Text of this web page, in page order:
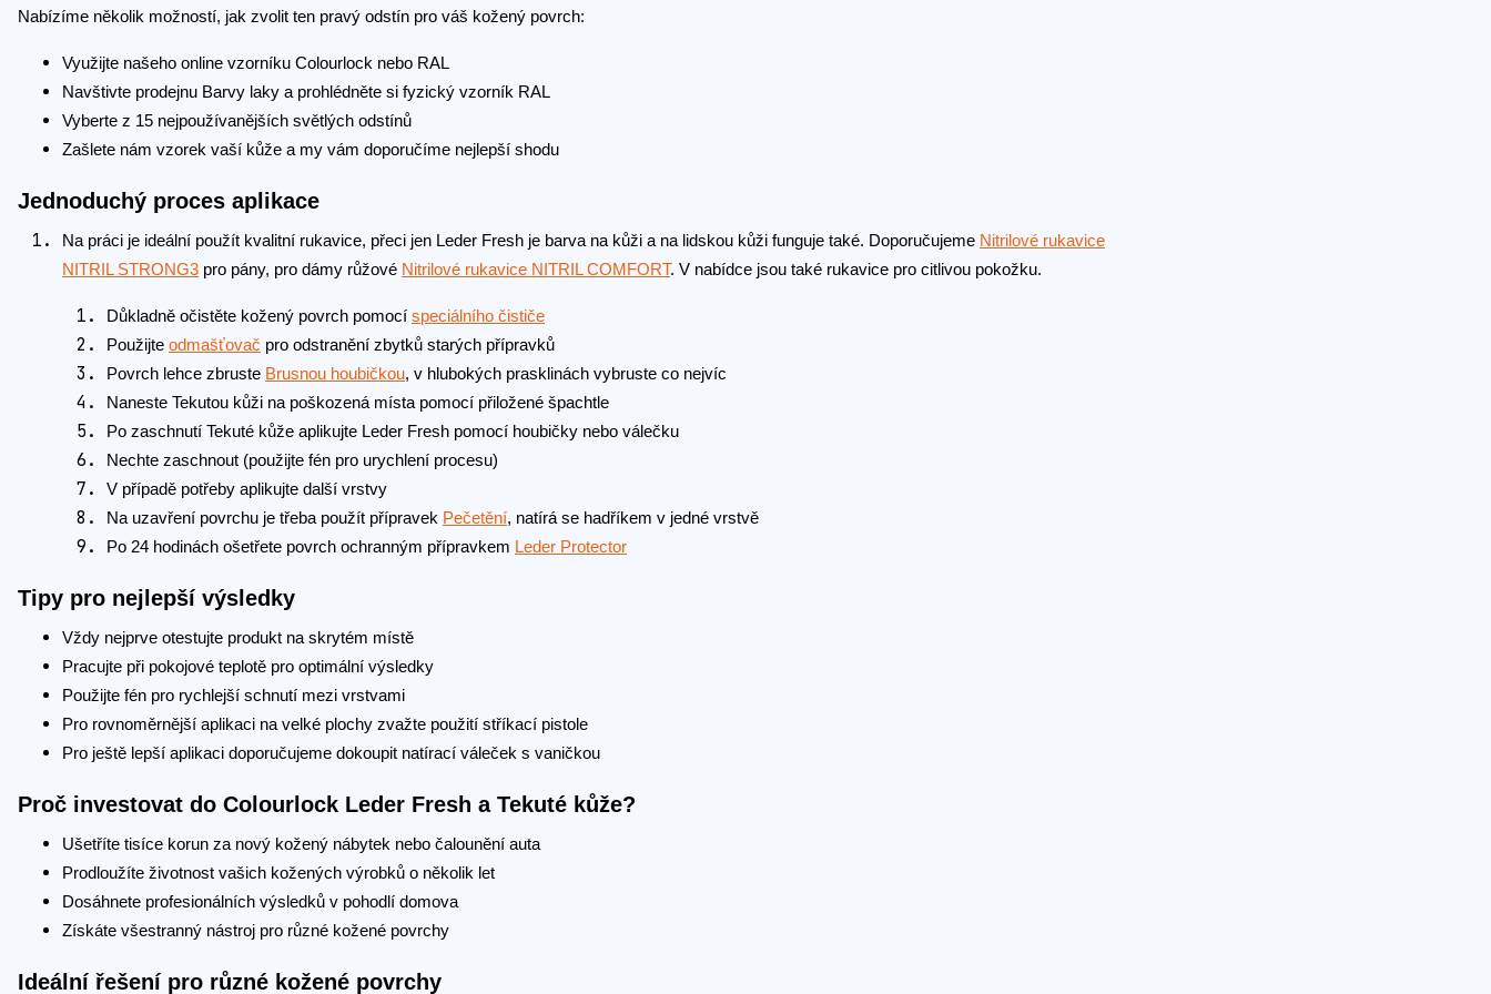
Nabízíme několik možností, jak zvolit ten pravý odstín pro váš kožený povrch:
Využijte našeho online vzorníku Colourlock nebo RAL
Navštivte prodejnu Barvy laky a prohlédněte si fyzický vzorník RAL
Vyberte z 15 nejpoužívanějších světlých odstínů
Zašlete nám vzorek vaší kůže a my vám doporučíme nejlepší shodu
Jednoduchý proces aplikace
Na práci je ideální použít kvalitní rukavice, přeci jen Leder Fresh je barva na kůži a na lidskou kůži funguje také. Doporučujeme Nitrilové rukavice
NITRIL STRONG3 pro pány, pro dámy růžové Nitrilové rukavice NITRIL COMFORT. V nabídce jsou také rukavice pro citlivou pokožku.
Důkladně očistěte kožený povrch pomocí speciálního čističe
Použijte odmašťovač pro odstranění zbytků starých přípravků
Povrch lehce zbruste Brusnou houbičkou, v hlubokých prasklinách vybruste co nejvíc
Naneste Tekutou kůži na poškozená místa pomocí přiložené špachtle
Po zaschnutí Tekuté kůže aplikujte Leder Fresh pomocí houbičky nebo válečku
Nechte zaschnout (použijte fén pro urychlení procesu)
V případě potřeby aplikujte další vrstvy
Na uzavření povrchu je třeba použít přípravek Pečetění, natírá se hadříkem v jedné vrstvě
Po 24 hodinách ošetřete povrch ochranným přípravkem Leder Protector
Tipy pro nejlepší výsledky
Vždy nejprve otestujte produkt na skrytém místě
Pracujte při pokojové teplotě pro optimální výsledky
Použijte fén pro rychlejší schnutí mezi vrstvami
Pro rovnoměrnější aplikaci na velké plochy zvažte použití stříkací pistole
Pro ještě lepší aplikaci doporučujeme dokoupit natírací váleček s vaničkou
Proč investovat do Colourlock Leder Fresh a Tekuté kůže?
Ušetříte tisíce korun za nový kožený nábytek nebo čalounění auta
Prodloužíte životnost vašich kožených výrobků o několik let
Dosáhnete profesionálních výsledků v pohodlí domova
Získáte všestranný nástroj pro různé kožené povrchy
Ideální řešení pro různé kožené povrchy